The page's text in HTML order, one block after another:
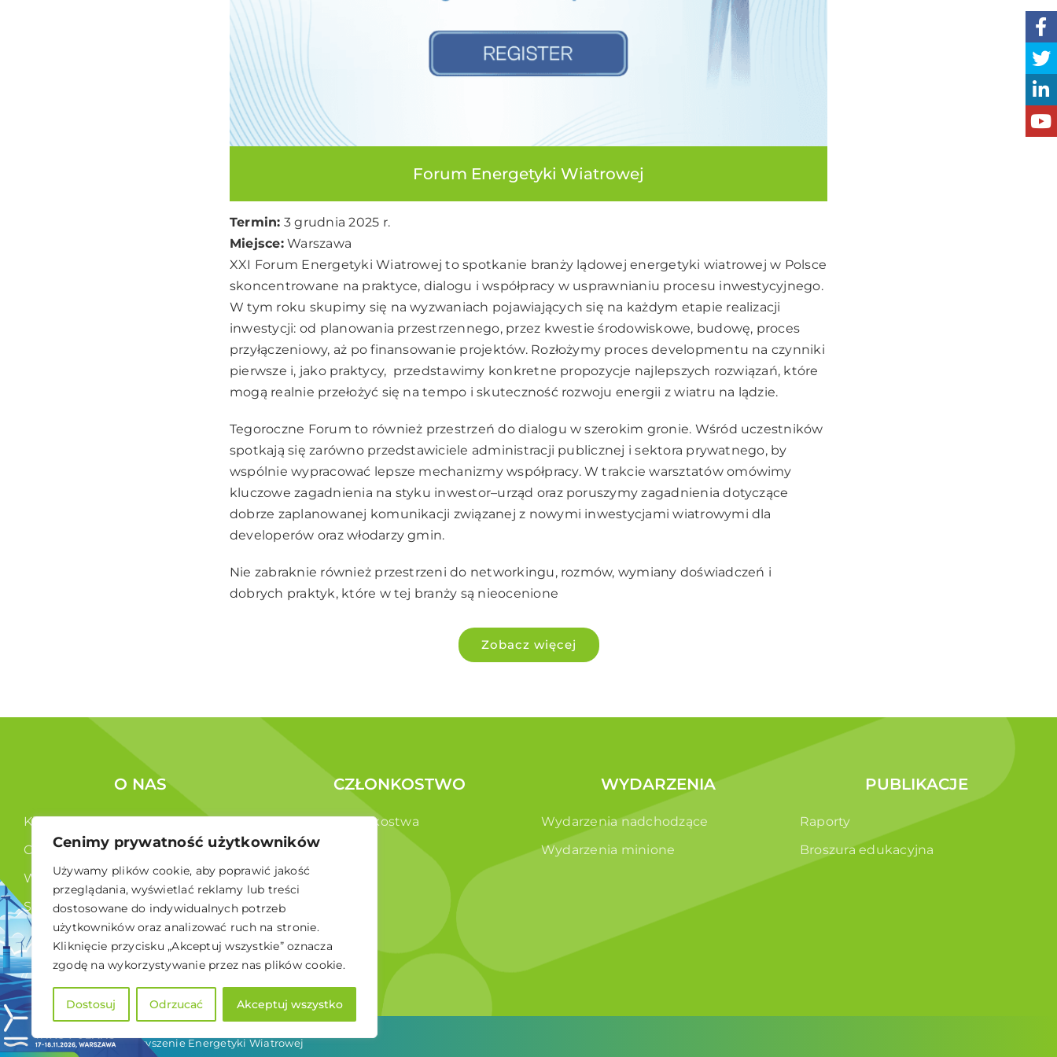
Cenimy prywatność użytkowników
Używamy plików cookie, aby poprawić jakość
przeglądania, wyświetlać reklamy lub treści
dostosowane do indywidualnych potrzeb
użytkowników oraz analizować ruch na stronie.
Kliknięcie przycisku „Akceptuj wszystkie” oznacza
zgodę na wykorzystywanie przez nas plików cookie.
Dostosuj Odrzucać Akceptuj wszystko
Forum Energetyki Wiatrowej
Termin: 3 grudnia 2025 r.
Miejsce:Warszawa
XXI Forum Energetyki Wiatrowej to spotkanie branży lądowej energetyki wiatrowej w Polsce
skoncentrowane na praktyce, dialogu i współpracy w usprawnianiu procesu inwestycyjnego.
W tym roku skupimy się na wyzwaniach pojawiających się na każdym etapie realizacji
inwestycji: od planowania przestrzennego, przez kwestie środowiskowe, budowę, proces
przyłączeniowy, aż po finansowanie projektów. Rozłożymy proces developmentu na czynniki
pierwsze i, jako praktycy, przedstawimy konkretne propozycje najlepszych rozwiązań, które
mogą realnie przełożyć się na tempo i skuteczność rozwoju energii z wiatru na lądzie.
Tegoroczne Forum to również przestrzeń do dialogu w szerokim gronie. Wśród uczestników
spotkają się zarówno przedstawiciele administracji publicznej i sektora prywatnego, by
wspólnie wypracować lepsze mechanizmy współpracy. W trakcie warsztatów omówimy
kluczowe zagadnienia na styku inwestor–urząd oraz poruszymy zagadnienia dotyczące
dobrze zaplanowanej komunikacji związanej z nowymi inwestycjami wiatrowymi dla
developerów oraz włodarzy gmin.
Nie zabraknie również przestrzeni do networkingu, rozmów, wymiany doświadczeń i
dobrych praktyk, które w tej branży są nieocenione
Zobacz więcej
O NAS
Kim jesteśmy ?
Co robimy ?
Władze
Statut
RODO
CZŁONKOSTWO
Korzyści członkostwa
Członkowie
WYDARZENIA
Wydarzenia nadchodzące
Wydarzenia minione
PUBLIKACJE
Raporty
Broszura edukacyjna
© 2026 Polskie Stowarzyszenie Energetyki Wiatrowej